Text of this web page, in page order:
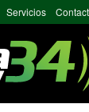
Servicios